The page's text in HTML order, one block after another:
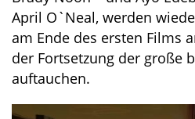
April O`Neal, werden
am Ende des ersten Films
der Fortsetzung der große
auftauchen.